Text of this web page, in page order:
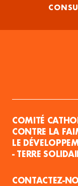
COMITÉ
CONTRE LA
LE
- TERRE
CONTACTEZ-